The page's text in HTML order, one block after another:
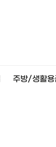
주방/생활용